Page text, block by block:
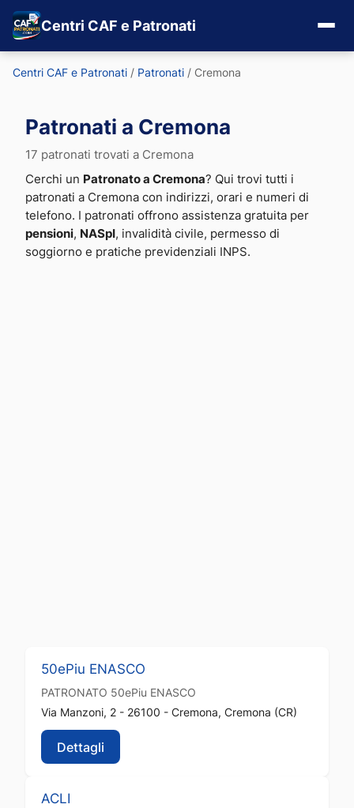
Centri CAF e Patronati
Centri CAF e Patronati / Patronati / Cremona
Patronati a Cremona
17 patronati trovati a Cremona
Cerchi un Patronato a Cremona? Qui trovi tutti i
patronati a Cremona con indirizzi, orari e numeri di
telefono. I patronati offrono assistenza gratuita per
pensioni, NASpI , invalidità civile, permesso di
soggiorno e pratiche previdenziali INPS.
50ePiu ENASCO
PATRONATO 50ePiu ENASCO
Via Manzoni, 2 - 26100 - Cremona, Cremona (CR)
Dettagli
ACLI